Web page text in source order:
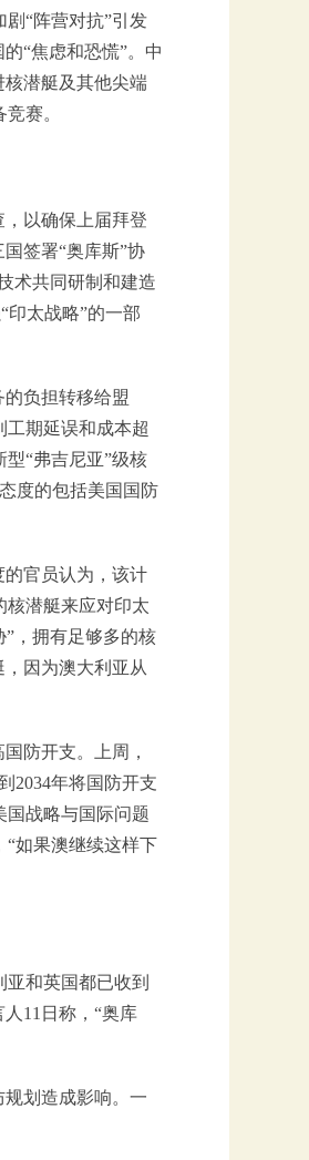
“阵营对抗”引发
“焦虑和恐慌”。中
核潜艇及其他尖端
赛。
以确保上届拜登
签署“奥库斯”协
术共同研制和建造
印太战略”的一部
负担转移给盟
期延误和成本超
“弗吉尼亚”级核
度的包括美国国防
的官员认为，该计
核潜艇来应对印太
，拥有足够多的核
因为澳大利亚从
防开支。上周，
2034年将国防开支
国战略与国际问题
如果澳继续这样下
和英国都已收到
11日称，“奥库
划造成影响。一